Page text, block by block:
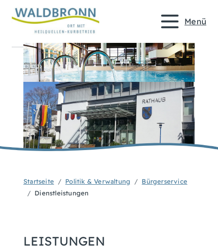
Menü
Startseite Politik & Verwaltung
Bürgerservice
Dienstleistungen
LEISTUNGEN